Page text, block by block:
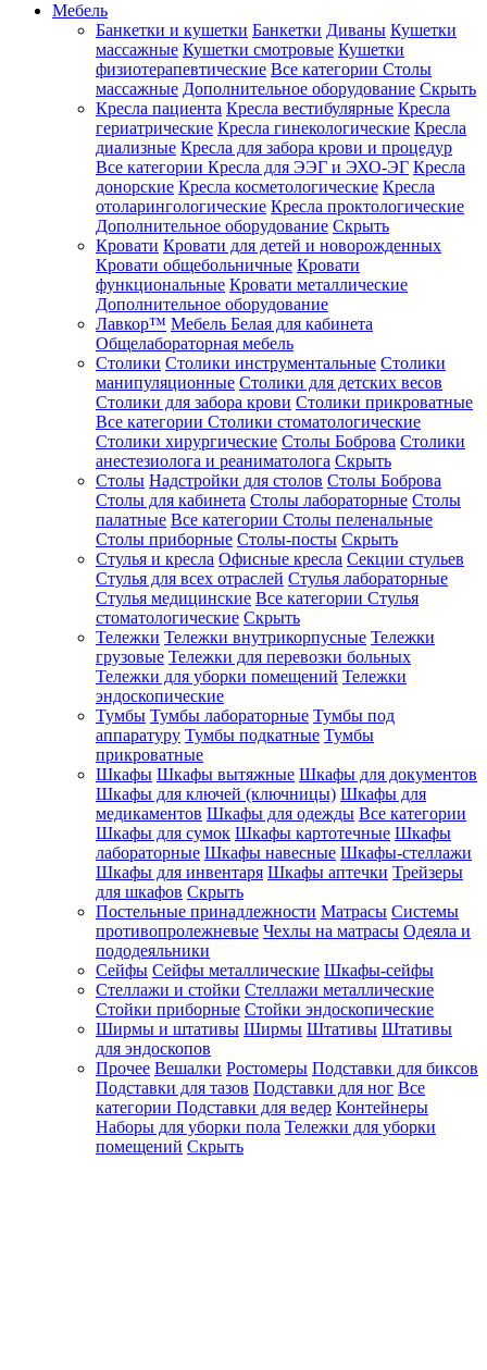
Мебель
Банкетки и кушетки Банкетки Диваны Кушетки
массажные Кушетки смотровые Кушетки
физиотерапевтические Все категории Столы
массажные Дополнительное оборудование Скрыть
Кресла пациента Кресла вестибулярные Кресла
гериатрические Кресла гинекологические Кресла
диализные Кресла для забора крови и процедур
Все категории Кресла для ЭЭГ и ЭХО-ЭГ Кресла
донорские Кресла косметологические Кресла
отоларингологические Кресла проктологические
Дополнительное оборудование Скрыть
Кровати Кровати для детей и новорожденных
Кровати общебольничные Кровати
функциональные Кровати металлические
Дополнительное оборудование
Лавкор™ Мебель Белая для кабинета
Общелабораторная мебель
Столики Столики инструментальные Столики
манипуляционные Столики для детских весов
Столики для забора крови Столики прикроватные
Все категории Столики стоматологические
Столики хирургические Столы Боброва Столики
анестезиолога и реаниматолога Скрыть
Столы Надстройки для столов Столы Боброва
Столы для кабинета Столы лабораторные Столы
палатные Все категории Столы пеленальные
Столы приборные Столы-посты Скрыть
Стулья и кресла Офисные кресла Секции стульев
Стулья для всех отраслей Стулья лабораторные
Стулья медицинские Все категории Стулья
стоматологические Скрыть
Тележки Тележки внутрикорпусные Тележки
грузовые Тележки для перевозки больных
Тележки для уборки помещений Тележки
эндоскопические
Тумбы Тумбы лабораторные Тумбы под
аппаратуру Тумбы подкатные Тумбы
прикроватные
Шкафы Шкафы вытяжные Шкафы для документов
Шкафы для ключей (ключницы) Шкафы для
медикаментов Шкафы для одежды Все категории
Шкафы для сумок Шкафы картотечные Шкафы
лабораторные Шкафы навесные Шкафы-стеллажи
Шкафы для инвентаря Шкафы аптечки Трейзеры
для шкафов Скрыть
Постельные принадлежности Матрасы Системы
противопролежневые Чехлы на матрасы Одеяла и
пододеяльники
Сейфы Сейфы металлические Шкафы-сейфы
Стеллажи и стойки Стеллажи металлические
Стойки приборные Стойки эндоскопические
Ширмы и штативы Ширмы Штативы Штативы
для эндоскопов
Прочее Вешалки Ростомеры Подставки для биксов
Подставки для тазов Подставки для ног Все
категории Подставки для ведер Контейнеры
Наборы для уборки пола Тележки для уборки
помещений Скрыть